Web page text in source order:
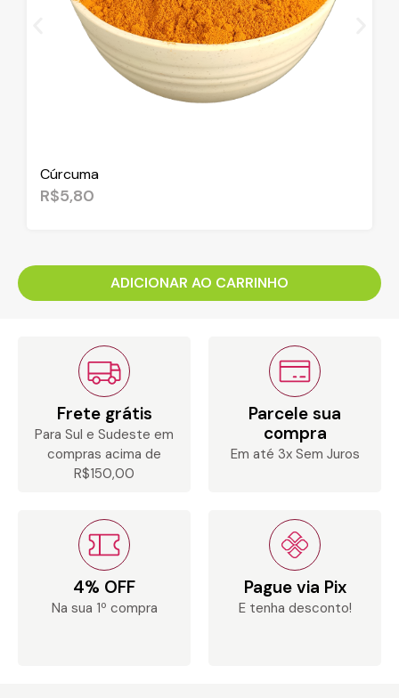
Cúrcuma
R$5,80
ADICIONAR AO CARRINHO
Frete grátis
Para Sul e Sudeste em
compras acima de
R$150,00
Parcele sua
compra
Em até 3x Sem Juros
4% OFF
Na sua 1º compra
Pague via Pix
E tenha desconto!